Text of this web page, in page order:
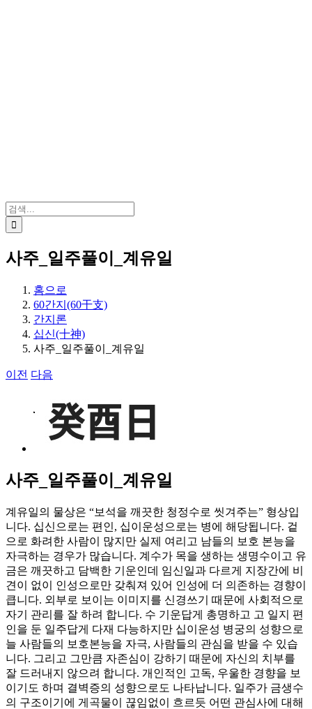
검
색:
사주_일주풀이_계유일
홈으로
60간지(60干支)
간지론
십신(十神)
사주_일주풀이_계유일
이전 다음
Larger
Image
사주_일주풀이_계유일
계유일의 물상은 “보석을 깨끗한 청정수로 씻겨주는” 형상입
니다. 십신으로는 편인, 십이운성으로는 병에 해당됩니다. 겉
으로 화려한 사람이 많지만 실제 여리고 남들의 보호 본능을
자극하는 경우가 많습니다. 계수가 목을 생하는 생명수이고 유
금은 깨끗하고 담백한 기운인데 임신일과 다르게 지장간에 비
견이 없이 인성으로만 갖춰져 있어 인성에 더 의존하는 경향이
큽니다. 외부로 보이는 이미지를 신경쓰기 때문에 사회적으로
자기 관리를 잘 하려 합니다. 수 기운답게 총명하고 고 일지 편
인을 둔 일주답게 다재 다능하지만 십이운성 병궁의 성향으로
늘 사람들의 보호본능을 자극, 사람들의 관심을 받을 수 있습
니다. 그리고 그만큼 자존심이 강하기 때문에 자신의 치부를
잘 드러내지 않으려 합니다. 개인적인 고독, 우울한 경향을 보
이기도 하며 결벽증의 성향으로도 나타납니다. 일주가 금생수
의 구조이기에 게곡물이 끊임없이 흐르듯 어떤 관심사에 대해